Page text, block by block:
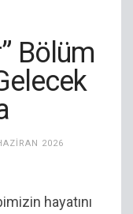
Bölüm
2026
hayatını